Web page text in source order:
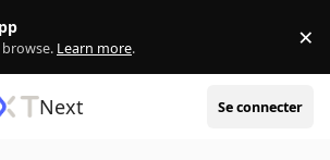
Learn more. ×
Next Se connecter